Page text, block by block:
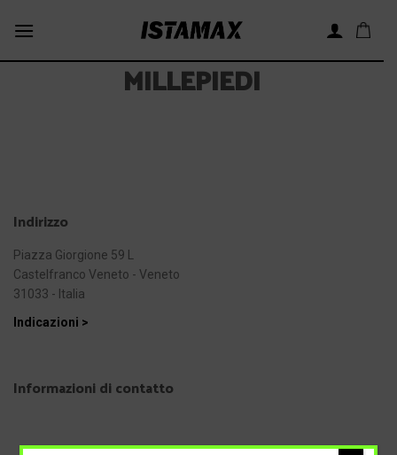
MILLEPIEDI
Indirizzo
Piazza Giorgione 59 L
Castelfranco Veneto - Veneto
31033 - Italia
Indicazioni >
Informazioni di contatto